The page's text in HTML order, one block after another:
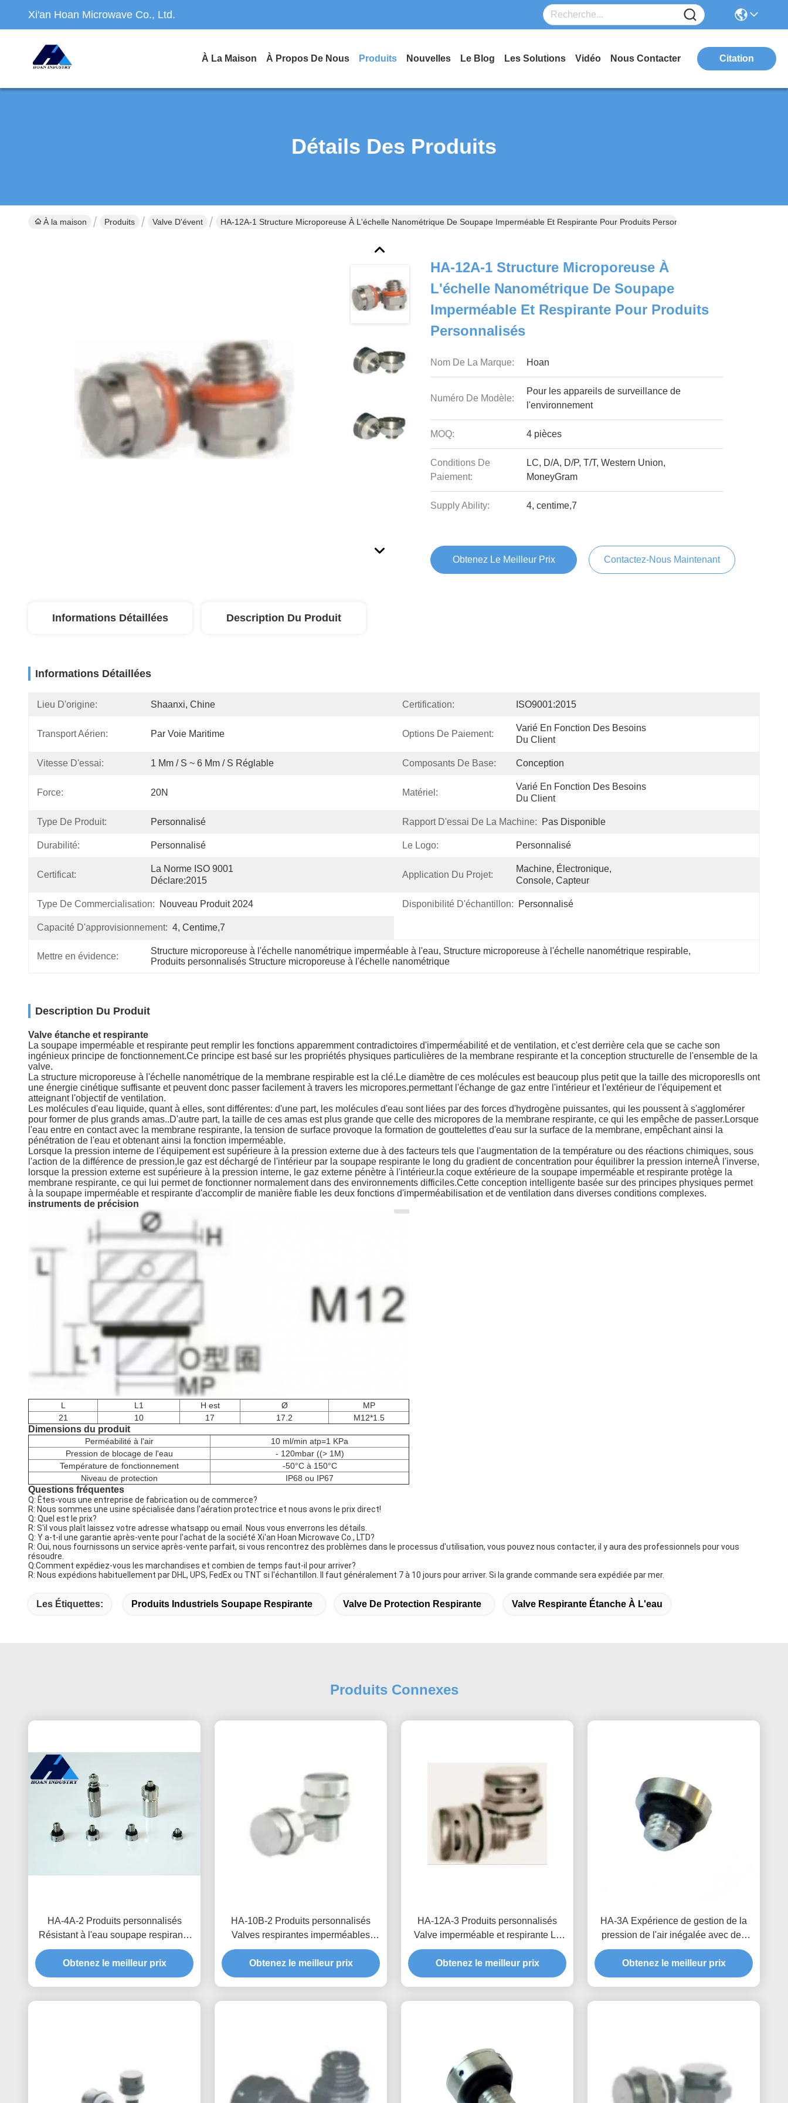
Xi'an Hoan Microwave Co., Ltd.
À La Maison À Propos De Nous Produits Nouvelles Le Blog Les Solutions Vidéo Nous Contacter Citation
Détails Des Produits
À la maison Produits Valve D'évent HA-12A-1 Structure Microporeuse À L'échelle Nanométrique De Soupape Imperméable Et Respirante Pour Produits Personnalisés
HA-12A-1 Structure Microporeuse À
L'échelle Nanométrique De Soupape
Imperméable Et Respirante Pour Produits
Personnalisés
Nom De La Marque: Hoan
Numéro De Modèle:
Pour les appareils de surveillance de
l'environnement
MOQ: 4 pièces
Conditions De
Paiement:
LC, D/A, D/P, T/T, Western Union,
MoneyGram
Supply Ability: 4, centime,7
Obtenez Le Meilleur Prix Contactez-Nous Maintenant
Informations Détaillées Description Du Produit
Informations Détaillées
Lieu D'origine: Shaanxi, Chine Certification: ISO9001:2015
Transport Aérien: Par Voie Maritime Options De Paiement:
Varié En Fonction Des Besoins
Du Client
Vitesse D'essai: 1 Mm / S ~ 6 Mm / S Réglable Composants De Base: Conception
Force: 20N Matériel:
Varié En Fonction Des Besoins
Du Client
Type De Produit: Personnalisé Rapport D'essai De La Machine: Pas Disponible
Durabilité: Personnalisé Le Logo: Personnalisé
Certificat:
La Norme ISO 9001
Déclare:2015
Application Du Projet:
Machine, Électronique,
Console, Capteur
Type De Commercialisation: Nouveau Produit 2024 Disponibilité D'échantillon: Personnalisé
Capacité D'approvisionnement: 4, Centime,7
Mettre en évidence:
Structure microporeuse à l'échelle nanométrique imperméable à l'eau, Structure microporeuse à l'échelle nanométrique respirable,
Produits personnalisés Structure microporeuse à l'échelle nanométrique
Description Du Produit
Valve étanche et respirante
La soupape imperméable et respirante peut remplir les fonctions apparemment contradictoires d'imperméabilité et de ventilation, et c'est derrière cela que se cache son
ingénieux principe de fonctionnement.Ce principe est basé sur les propriétés physiques particulières de la membrane respirante et la conception structurelle de l'ensemble de la
valve.
La structure microporeuse à l'échelle nanométrique de la membrane respirable est la clé.Le diamètre de ces molécules est beaucoup plus petit que la taille des microporesIls ont
une énergie cinétique suffisante et peuvent donc passer facilement à travers les micropores.permettant l'échange de gaz entre l'intérieur et l'extérieur de l'équipement et
atteignant l'objectif de ventilation.
Les molécules d'eau liquide, quant à elles, sont différentes: d'une part, les molécules d'eau sont liées par des forces d'hydrogène puissantes, qui les poussent à s'agglomérer
pour former de plus grands amas..D'autre part, la taille de ces amas est plus grande que celle des micropores de la membrane respirante, ce qui les empêche de passer.Lorsque
l'eau entre en contact avec la membrane respirante, la tension de surface provoque la formation de gouttelettes d'eau sur la surface de la membrane, empêchant ainsi la
pénétration de l'eau et obtenant ainsi la fonction imperméable.
Lorsque la pression interne de l'équipement est supérieure à la pression externe due à des facteurs tels que l'augmentation de la température ou des réactions chimiques, sous
l'action de la différence de pression,le gaz est déchargé de l'intérieur par la soupape respirante le long du gradient de concentration pour équilibrer la pression interneÀ l'inverse,
lorsque la pression externe est supérieure à la pression interne, le gaz externe pénètre à l'intérieur.la coque extérieure de la soupape imperméable et respirante protège la
membrane respirante, ce qui lui permet de fonctionner normalement dans des environnements difficiles.Cette conception intelligente basée sur des principes physiques permet
à la soupape imperméable et respirante d'accomplir de manière fiable les deux fonctions d'imperméabilisation et de ventilation dans diverses conditions complexes.
instruments de précision
L L1 H est Ø
MP
21
10 17 17.2 M12*1.5
Dimensions du produit
Perméabilité à l'air
10 ml/min atp=1 KPa
Pression de blocage de l'eau
- 120mbar ((> 1M)
Température de fonctionnement
-50°C à 150°C
Niveau de protection
IP68 ou IP67
Questions fréquentes
Q: Êtes-vous une entreprise de fabrication ou de commerce?
R: Nous sommes une usine spécialisée dans l'aération protectrice et nous avons le prix direct!
Q: Quel est le prix?
R: S'il vous plaît laissez votre adresse whatsapp ou email. Nous vous enverrons les détails.
Q: Y a-t-il une garantie après-vente pour l'achat de la société Xi'an Hoan Microwave Co., LTD?
R: Oui, nous fournissons un service après-vente parfait, si vous rencontrez des problèmes dans le processus d'utilisation, vous pouvez nous contacter, il y aura des professionnels pour vous
résoudre.
Q:Comment expédiez-vous les marchandises et combien de temps faut-il pour arriver?
R: Nous expédions habituellement par DHL, UPS, FedEx ou TNT si l'échantillon. Il faut généralement 7 à 10 jours pour arriver. Si la grande commande sera expédiée par mer.
Les Étiquettes: Produits Industriels Soupape Respirante Valve De Protection Respirante Valve Respirante Étanche À L'eau
Produits Connexes
HA-4A-2 Produits personnalisés
Résistant à l'eau soupape respirante
pour boîte de distribution étanchéité et
protection contre l'humidité
Obtenez le meilleur prix
HA-10B-2 Produits personnalisés
Valves respirantes imperméables
pour une fiabilité et une durée de vie
améliorées dans les nouveaux
systèmes énergétiques
Obtenez le meilleur prix
HA-12A-3 Produits personnalisés
Valve imperméable et respirante La
combinaison parfaite de technologie
et de fonctionnalité
Obtenez le meilleur prix
HA-3A Expérience de gestion de la
pression de l'air inégalée avec des
produits personnalisés
Obtenez le meilleur prix